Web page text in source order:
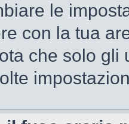
le
con la tua
che solo